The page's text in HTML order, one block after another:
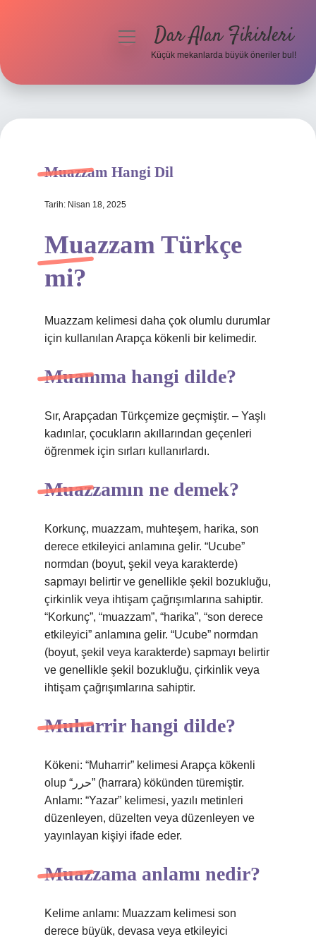
Hakkımızda
menüyüDar Alan Fikirleri
Küçük mekanlarda büyük öneriler bul!
Muazzam Hangi Dil
Tarih: Nisan 18, 2025
Muazzam Türkçe
mi?
Muazzam kelimesi daha çok olumlu durumlar
için kullanılan Arapça kökenli bir kelimedir.
Muamma hangi dilde?
Sır, Arapçadan Türkçemize geçmiştir. – Yaşlı
kadınlar, çocukların akıllarından geçenleri
öğrenmek için sırları kullanırlardı.
Muazzamın ne demek?
Korkunç, muazzam, muhteşem, harika, son
derece etkileyici anlamına gelir. “Ucube”
normdan (boyut, şekil veya karakterde)
sapmayı belirtir ve genellikle şekil bozukluğu,
çirkinlik veya ihtişam çağrışımlarına sahiptir.
“Korkunç”, “muazzam”, “harika”, “son derece
etkileyici” anlamına gelir. “Ucube” normdan
(boyut, şekil veya karakterde) sapmayı belirtir
ve genellikle şekil bozukluğu, çirkinlik veya
ihtişam çağrışımlarına sahiptir.
Muharrir hangi dilde?
Kökeni: “Muharrir” kelimesi Arapça kökenli
olup “حرر” (harrara) kökünden türemiştir.
Anlamı: “Yazar” kelimesi, yazılı metinleri
düzenleyen, düzelten veya düzenleyen ve
yayınlayan kişiyi ifade eder.
Muazzama anlamı nedir?
Kelime anlamı: Muazzam kelimesi son
derece büyük, devasa veya etkileyici